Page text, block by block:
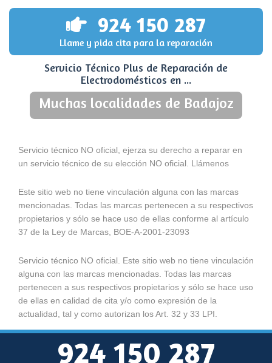
924 150 287
Llame y pida cita para la reparación
Servicio Técnico Plus de Reparación de
Electrodomésticos en ...
Muchas localidades de Badajoz
Servicio técnico NO oficial, ejerza su derecho a reparar en
un servicio técnico de su elección NO oficial. Llámenos
Este sitio web no tiene vinculación alguna con las marcas
mencionadas. Todas las marcas pertenecen a su respectivos
propietarios y sólo se hace uso de ellas conforme al artículo
37 de la Ley de Marcas, BOE-A-2001-23093
Servicio técnico NO oficial. Este sitio web no tiene vinculación
alguna con las marcas mencionadas. Todas las marcas
pertenecen a sus respectivos propietarios y sólo se hace uso
de ellas en calidad de cita y/o como expresión de la
actualidad, tal y como autorizan los Art. 32 y 33 LPI.
924 150 287